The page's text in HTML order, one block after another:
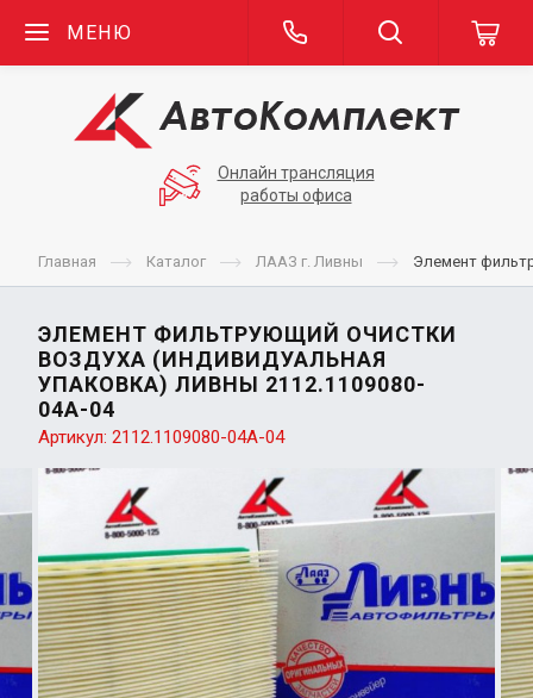
МЕНЮ
Онлайн трансляция
работы офиса
Главная Каталог ЛААЗ г. Ливны Элемент
ЭЛЕМЕНТ ФИЛЬТРУЮЩИЙ ОЧИСТКИ
ВОЗДУХА (ИНДИВИДУАЛЬНАЯ
УПАКОВКА) ЛИВНЫ 2112.1109080-
04А-04
Артикул: 2112.1109080-04А-04